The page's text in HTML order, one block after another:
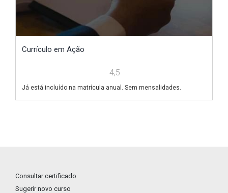
Currículo em Ação
4,5
Já está incluído na matrícula anual. Sem mensalidades.
Consultar certificado
Sugerir novo curso